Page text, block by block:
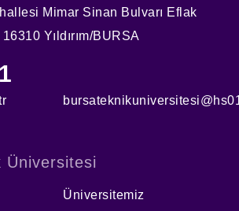
Mimar Sinan Bulvarı Eflak
Yıldırım/BURSA
Üniversitesi
Üniversitemiz